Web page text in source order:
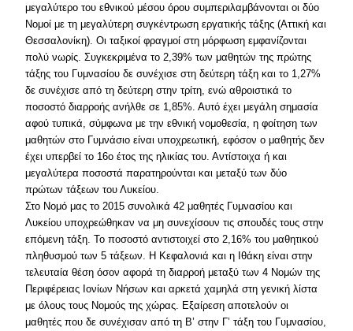
μεγαλύτερο του εθνικού μέσου όρου συμπεριλαμβάνονται οι δύο
Νομοί με τη μεγαλύτερη συγκέντρωση εργατικής τάξης (Αττική και
Θεσσαλονίκη). Οι ταξικοί φραγμοί στη μόρφωση εμφανίζονται
πολύ νωρίς. Συγκεκριμένα το 2,39% των μαθητών της πρώτης
τάξης του Γυμνασίου δε συνέχισε στη δεύτερη τάξη και το 1,27%
δε συνέχισε από τη δεύτερη στην τρίτη, ενώ αθροιστικά το
ποσοστό διαρροής ανήλθε σε 1,85%. Αυτό έχει μεγάλη σημασία
αφού τυπικά, σύμφωνα με την εθνική νομοθεσία, η φοίτηση των
μαθητών στο Γυμνάσιο είναι υποχρεωτική, εφόσον ο μαθητής δεν
έχει υπερβεί το 16ο έτος της ηλικίας του. Αντίστοιχα ή και
μεγαλύτερα ποσοστά παρατηρούνται και μεταξύ των δύο
πρώτων τάξεων του Λυκείου.
Στο Νομό μας το 2015 συνολικά 42 μαθητές Γυμνασίου και
Λυκείου υποχρεώθηκαν να μη συνεχίσουν τις σπουδές τους στην
επόμενη τάξη. Το ποσοστό αντιστοιχεί στο 2,16% του μαθητικού
πληθυσμού των 5 τάξεων. Η Κεφαλονιά και η Ιθάκη είναι στην
τελευταία θέση όσον αφορά τη διαρροή μεταξύ των 4 Νομών της
Περιφέρειας Ιονίων Νήσων και αρκετά χαμηλά στη γενική λίστα
με όλους τους Νομούς της χώρας. Εξαίρεση αποτελούν οι
μαθητές που δε συνέχισαν από τη Β’ στην Γ’ τάξη του Γυμνασίου,